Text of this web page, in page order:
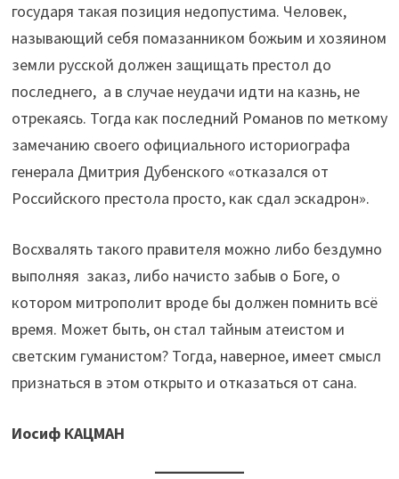
государя такая позиция недопустима. Человек,
называющий себя помазанником божьим и хозяином
земли русской должен защищать престол до
последнего, а в случае неудачи идти на казнь, не
отрекаясь. Тогда как последний Романов по меткому
замечанию своего официального историографа
генерала Дмитрия Дубенского «отказался от
Российского престола просто, как сдал эскадрон».
Восхвалять такого правителя можно либо бездумно
выполняя заказ, либо начисто забыв о Боге, о
котором митрополит вроде бы должен помнить всё
время. Может быть, он стал тайным атеистом и
светским гуманистом? Тогда, наверное, имеет смысл
признаться в этом открыто и отказаться от сана.
Иосиф КАЦМАН